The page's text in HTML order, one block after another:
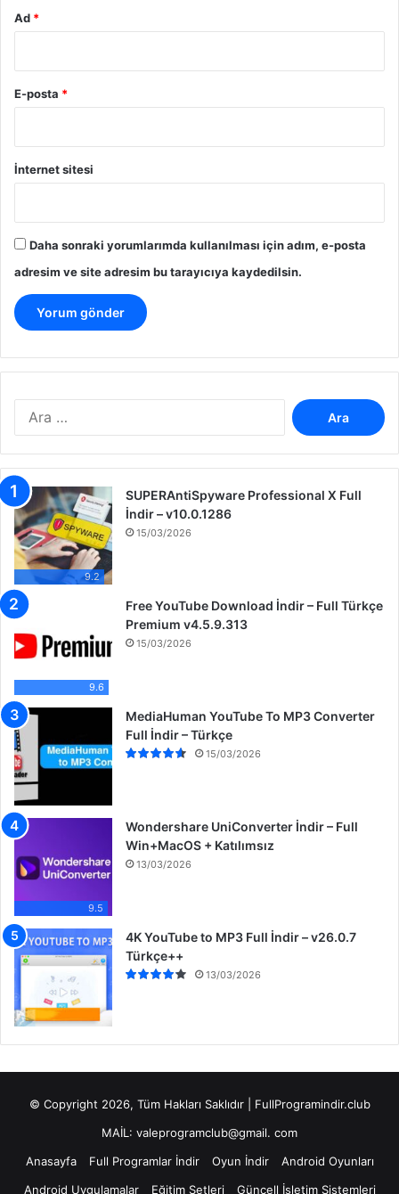
Ad *
E-posta *
İnternet sitesi
Daha sonraki yorumlarımda kullanılması için adım, e-posta
adresim ve site adresim bu tarayıcıya kaydedilsin.
A
m
:
9.2
SUPERAntiSpyware Professional X Full
İndir – v10.0.1286
15/03/2026
9.6
Free YouTube Download İndir – Full Türkçe
Premium v4.5.9.313
15/03/2026
MediaHuman YouTube To MP3 Converter
Full İndir – Türkçe
15/03/2026
9.5
Wondershare UniConverter İndir – Full
Win+MacOS + Katılımsız
13/03/2026
4K YouTube to MP3 Full İndir – v26.0.7
Türkçe++
13/03/2026
© Copyright 2026, Tüm Hakları Saklıdır | FullProgramindir.club
MAİL: valeprogramclub@gmail. com
Anasayfa
Full Programlar İndir Oyun İndir
Android Oyunları
Android Uygulamalar
Eğitim Setleri Güncell İşletim Sistemleri